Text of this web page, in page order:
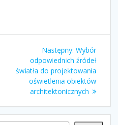
Następny: Następny
wpis:
Wybór
odpowiednich źródeł
światła do projektowania
oświetlenia obiektów
architektonicznych